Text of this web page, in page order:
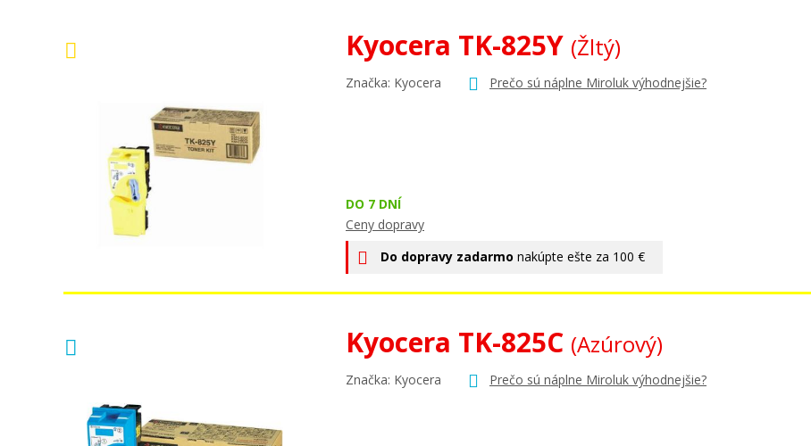
Kyocera TK-825Y (Žltý)
Značka: Kyocera Prečo sú náplne Miroluk výhodnejšie?
DO 7 DNÍ
Ceny dopravy
Do dopravy zadarmo nakúpte ešte za 100 €
Kyocera TK-825C (Azúrový)
Značka: Kyocera Prečo sú náplne Miroluk výhodnejšie?